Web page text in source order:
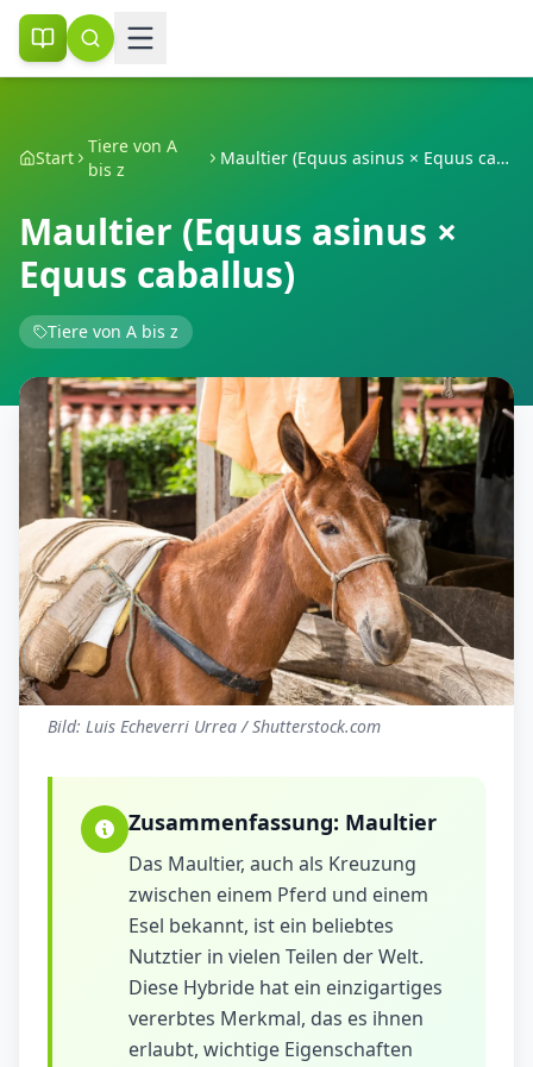
Start
Tiere von A
bis z
Maultier (Equus asinus × Equus caballus)
Maultier (Equus asinus ×
Equus caballus)
Tiere von A bis z
Bild: Luis Echeverri Urrea / Shutterstock.com
Zusammenfassung: Maultier
Das Maultier, auch als Kreuzung
zwischen einem Pferd und einem
Esel bekannt, ist ein beliebtes
Nutztier in vielen Teilen der Welt.
Diese Hybride hat ein einzigartiges
vererbtes Merkmal, das es ihnen
erlaubt, wichtige Eigenschaften